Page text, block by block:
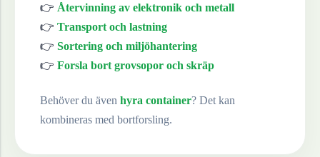
👉 Återvinning av elektronik och metall
👉 Transport och lastning
👉 Sortering och miljöhantering
👉 Forsla bort grovsopor och skräp
Behöver du även hyra container? Det kan
kombineras med bortforsling.